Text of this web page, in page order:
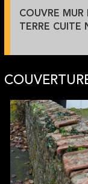
COUVRE
TERRE CUITE